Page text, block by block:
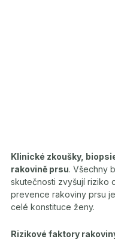
Klinické zkoušky,
rakovině prsu. Všechny
skutečnosti zvyšují riziko
prevence rakoviny prsu
celé konstituce ženy.
Rizikové faktory